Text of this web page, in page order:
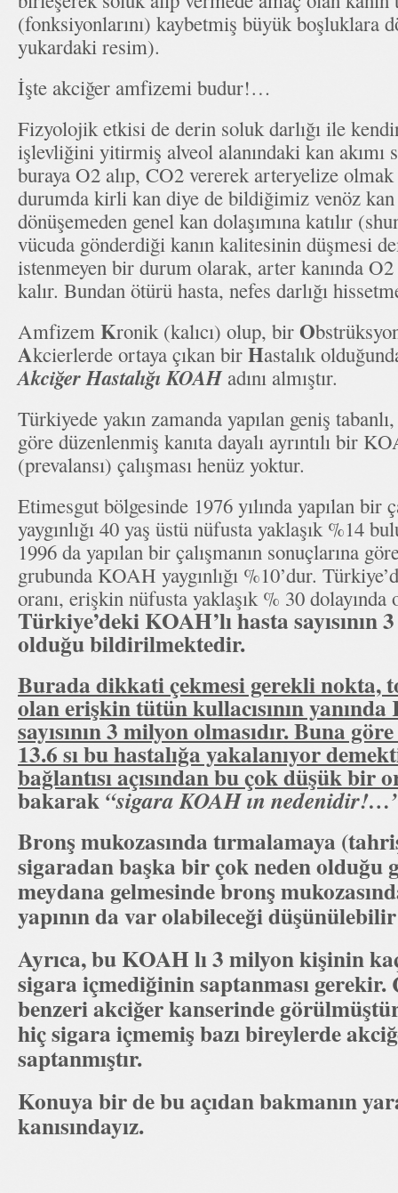
(fonksiyonlarını) kaybetmiş büyük boşluklara
yukardaki resim).
İşte akciğer amfizemi budur!…
Fizyolojik etkisi de derin soluk darlığı ile
işlevliğini yitirmiş alveol alanındaki kan akımı
buraya O2 alıp, CO2 vererek arteryelize
durumda kirli kan diye de bildiğimiz venöz kan
dönüşemeden genel kan dolaşımına katılır
vücuda gönderdiği kanın kalitesinin düşmesi
istenmeyen bir durum olarak, arter kanında
kalır. Bundan ötürü hasta, nefes darlığı
Amfizem Kronik (kalıcı) olup, bir O
Akcierlerde ortaya çıkan bir Hastalık
Akciğer Hastalığı KOAH adını almıştır.
Türkiyede yakın zamanda yapılan geniş
göre düzenlenmiş kanıta dayalı ayrıntılı bir
(prevalansı) çalışması henüz yoktur.
Etimesgut bölgesinde 1976 yılında yapılan bir
yaygınlığı 40 yaş üstü nüfusta yaklaşık %14
1996 da yapılan bir çalışmanın sonuçlarına
grubunda KOAH yaygınlığı %10’dur.
oranı, erişkin nüfusta yaklaşık % 30
Türkiye’deki KOAH’lı hasta sayısının
olduğu bildirilmektedir.
Burada dikkati çekmesi gerekli nokta,
olan erişkin tütün kullacısının
sayısının 3 milyon olmasıdır. Buna
13.6 sı bu hastalığa yakalanıyor
bağlantısı açısından bu çok düşük bir
bakarak“sigara KOAH ın
Bronş mukozasında tırmalamaya
sigaradan başka bir çok neden olduğu
meydana gelmesinde bronş
yapının da var olabileceği
Ayrıca, bu KOAH lı 3 milyon kişinin
sigara içmediğinin saptanması
benzeri akciğer kanserinde
hiç sigara içmemiş bazı bireylerde
saptanmıştır.
Konuya bir de bu açıdan bakmanın
kanısındayız.